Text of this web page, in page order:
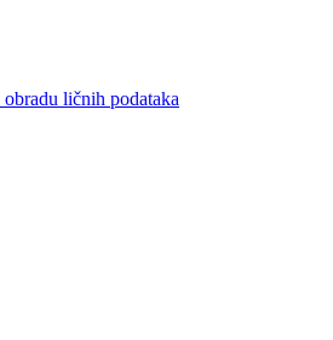
obradu ličnih podataka